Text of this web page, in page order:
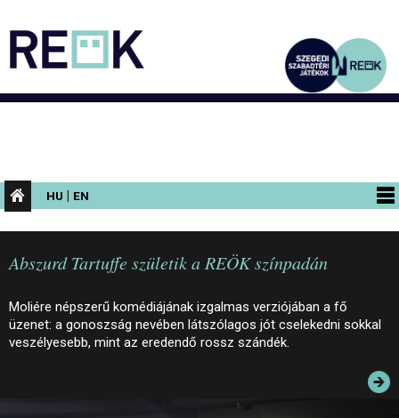
HU | EN
PROGRAMOK
KIÁLLÍTÁSOK
AZ ÉPÜLET
INFORMÁCIÓK
Abszurd Tartuffe születik a REÖK színpadán
Moliére népszerű komédiájának izgalmas verziójában a fő
üzenet: a gonoszság nevében látszólagos jót cselekedni sokkal
veszélyesebb, mint az eredendő rossz szándék.